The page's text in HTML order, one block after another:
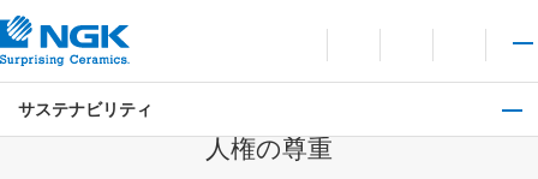
言語切り替えメニュー
サイト内検索を開
お問い合わせ
メイ
サステナビリティ
人権の尊重